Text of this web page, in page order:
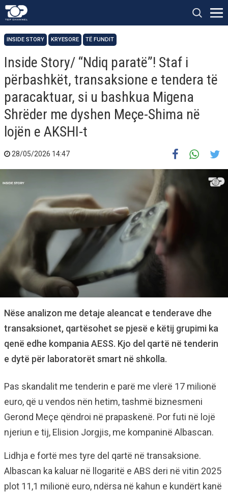
INSIDE STORY KRYESORE TË FUNDIT
Inside Story/ “Ndiq paratë”! Staf i
përbashkët, transaksione e tendera të
paracaktuar, si u bashkua Migena
Shrëder me dyshen Meçe-Shima në
lojën e AKSHI-t
28/05/2026 14:47
Nëse analizon me detaje aleancat e tenderave dhe
transaksionet, qartësohet se pjesë e këtij grupimi ka
qenë edhe kompania AESS. Kjo del qartë në tenderin
e dytë për laboratorët smart në shkolla.
Pas skandalit me tenderin e parë me vlerë 17 milionë
euro, që u vendos nën hetim, tashmë biznesmeni
Gerond Meçe qëndroi në prapaskenë. Por futi në lojë
njeriun e tij, Elision Jorgjis, me kompaninë Albascan.
Lidhja e fortë mes tyre del qartë në transaksione.
Albascan ka kaluar në llogaritë e ABS deri në vitin 2025
plot 11,1 milionë euro, ndërsa në kahun e kundërt kanë